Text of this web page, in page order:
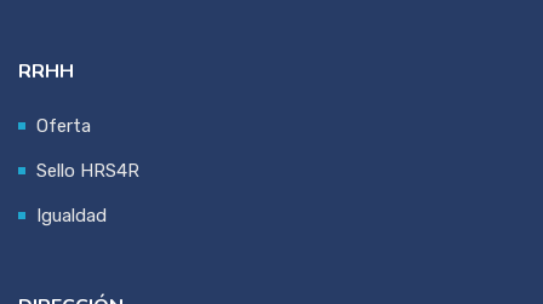
RRHH
Oferta
Sello HRS4R
Igualdad